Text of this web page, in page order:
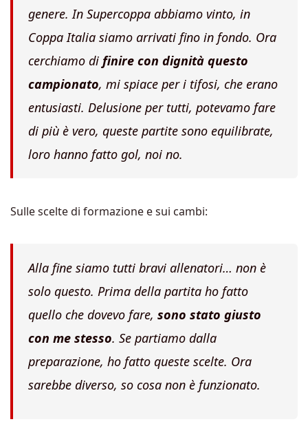
genere. In Supercoppa abbiamo vinto, in
Coppa Italia siamo arrivati fino in fondo. Ora
cerchiamo di finire con dignità questo
campionato, mi spiace per i tifosi, che erano
entusiasti. Delusione per tutti, potevamo fare
di più è vero, queste partite sono equilibrate,
loro hanno fatto gol, noi no.
Sulle scelte di formazione e sui cambi:
Alla fine siamo tutti bravi allenatori… non è
solo questo. Prima della partita ho fatto
quello che dovevo fare, sono stato giusto
con me stesso. Se partiamo dalla
preparazione, ho fatto queste scelte. Ora
sarebbe diverso, so cosa non è funzionato.